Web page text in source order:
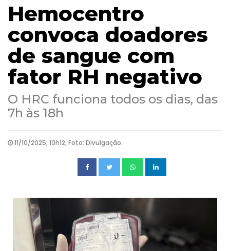
Hemocentro
convoca doadores
de sangue com
fator RH negativo
O HRC funciona todos os dias, das
7h às 18h
11/10/2025, 10h12, Foto: Divulgação.